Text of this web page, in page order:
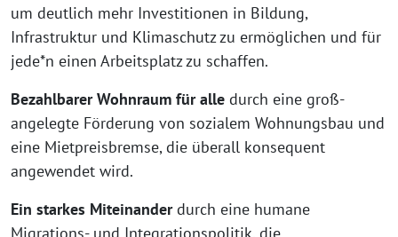
um deutlich mehr Investitionen in Bildung,
Infrastruktur und Klimaschutz zu ermöglichen und für
jede*n einen Arbeitsplatz zu schaffen.
Bezahlbarer Wohnraum für alle durch eine groß-
angelegte Förderung von sozialem Wohnungsbau und
eine Mietpreisbremse, die überall konsequent
angewendet wird.
Ein starkes Miteinanderdurch eine humane